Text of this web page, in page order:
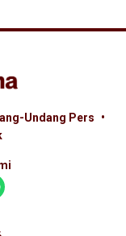
Undang Pers